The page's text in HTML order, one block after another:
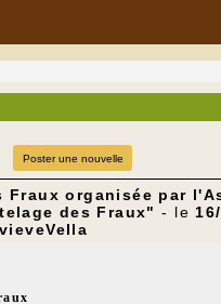
Poster une nouvelle
Fraux organisée par
des Fraux" - le